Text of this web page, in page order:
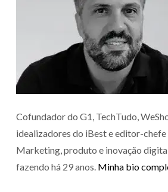
Cofundador do G1, TechTudo,
idealizadores do iBest e editor-
Marketing, produto e inovação
fazendo há 29 anos. Minha bio